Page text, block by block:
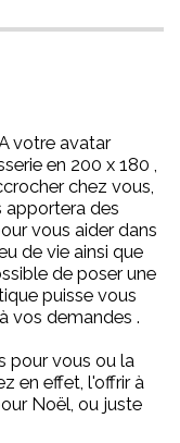
votre avatar
en 200 x 180 ,
chez vous,
apportera des
vous aider dans
de vie ainsi que
de poser une
puisse vous
vos demandes .
pour vous ou la
en effet, l'offrir à
Noël, ou juste